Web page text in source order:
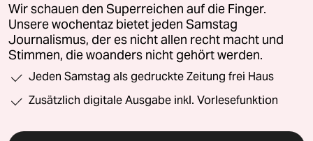
Wir schauen den Superreichen auf die Finger.
Unsere wochentaz bietet jeden Samstag
Journalismus, der es nicht allen recht macht und
Stimmen, die woanders nicht gehört werden.
Jeden Samstag als gedruckte Zeitung frei Haus
Zusätzlich digitale Ausgabe inkl. Vorlesefunktion